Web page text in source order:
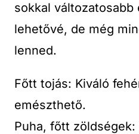
sokkal
lehetővé, de még
lenned.
Főtt tojás: Kiváló
emészthető.
Puha, főtt